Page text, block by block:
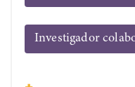
Investigador